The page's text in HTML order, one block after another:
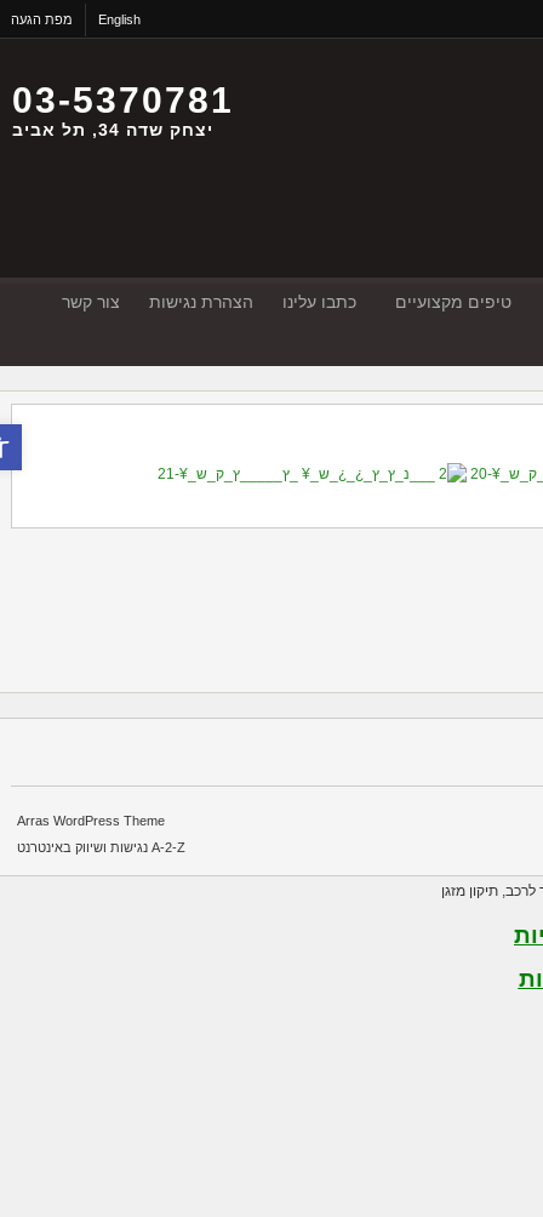
English מפת הגעה
03-5370781
יצחק שדה 34, תל אביב
טיפים מקצועיים כתבו עלינו הצהרת נגישות צור קשר
Arras WordPress Theme
A-2-Z נגישות ושיווק באינטרנט
,תיקון מזגן